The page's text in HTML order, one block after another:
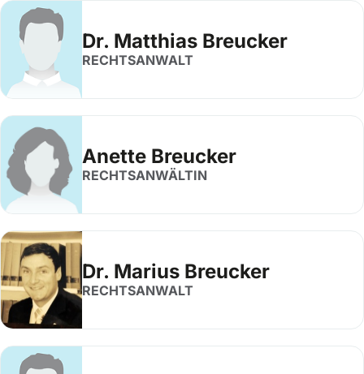
Dr. Matthias Breucker
RECHTSANWALT
Anette Breucker
RECHTSANWÄLTIN
Dr. Marius Breucker
RECHTSANWALT